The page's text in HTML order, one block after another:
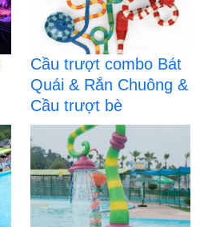
Cầu trượt combo Bát
Quái & Rắn Chuông &
Cầu trượt bè